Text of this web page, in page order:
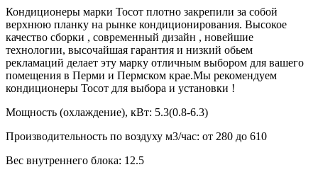
Кондиционеры марки Тосот плотно закрепили за собой
верхнюю планку на рынке кондиционирования. Высокое
качество сборки , современный дизайн , новейшие
технологии, высочайшая гарантия и низкий обьем
рекламаций делает эту марку отличным выбором для вашего
помещения в Перми и Пермском крае.Мы рекомендуем
кондиционеры Тосот для выбора и установки !
Мощность (охлаждение), кВт: 5.3(0.8-6.3)
Производительность по воздуху м3/час: от 280 до 610
Вес внутреннего блока: 12.5